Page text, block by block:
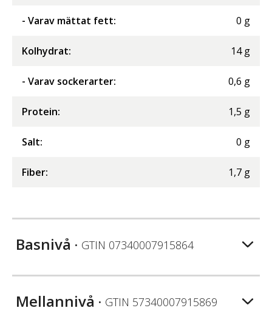
- Varav mättat fett: 0 g
Kolhydrat: 14 g
- Varav sockerarter: 0,6 g
Protein: 1,5 g
Salt: 0 g
Fiber: 1,7 g
Basnivå • GTIN 07340007915864
Mellannivå • GTIN 57340007915869